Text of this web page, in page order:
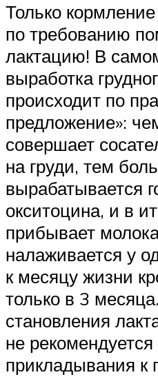
Только
по требованию
лактацию! В
выработка
происходит по
предложение»:
совершает
на груди, тем
вырабатывается
окситоцина, и в
прибывает
налаживается у
к месяцу жизни
только в 3
становления
не
прикладывания к